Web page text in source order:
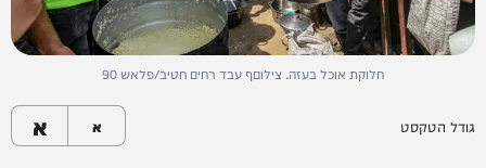
חלוקת אוכל בעזה. צילוםף עבד רחים חטיב/פלאש 90
גודל הטקסט א א